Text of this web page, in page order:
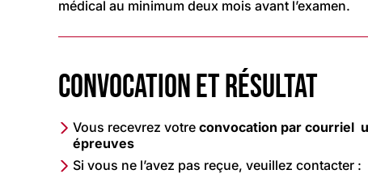
médical au minimum deux mois avant l’examen.
CONVOCATION ET RÉSULTAT
Vous recevrez votre convocation par courriel
épreuves
Si vous ne l’avez pas reçue, veuillez contacter :